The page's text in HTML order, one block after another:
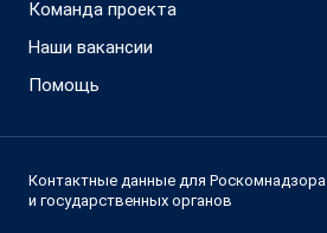
Команда проекта
Наши вакансии
Помощь
Контактные данные для Роскомнадзора
и государственных органов